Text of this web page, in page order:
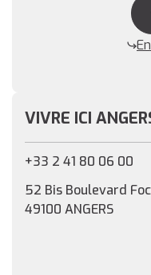
VIVRE ICI
+33 2 41 80 06 00
52 Bis Boulevard
49100 ANGERS